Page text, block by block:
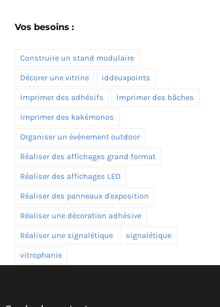
Vos besoins :
Construire un stand modulaire
Décorer une vitrine iddeuxpoints
Imprimer des adhésifs Imprimer des bâches
Imprimer des kakémonos
Organiser un événement outdoor
Réaliser des affichages grand format
Réaliser des affichages LED
Réaliser des panneaux d'exposition
Réaliser une décoration adhésive
Réaliser une signalétique signalétique
vitrophanie